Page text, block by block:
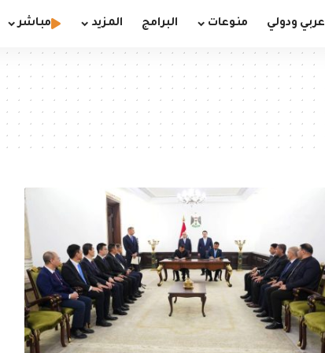
عربي ودولي منوعات البرامج المزيد مباشر